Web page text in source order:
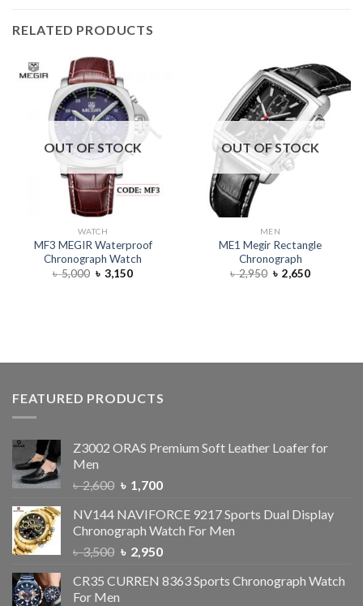
RELATED PRODUCTS
OUT OF STOCK
WATCH
MF3 MEGIR Waterproof
Chronograph Watch
৳5,000 ৳ 3,150
OUT OF STOCK
MEN
ME1 Megir Rectangle
Chronograph
৳2,950 ৳ 2,650
FEATURED PRODUCTS
Z3002 ORAS Premium Soft Leather Loafer for
Men
৳2,600 ৳ 1,700
NV144 NAVIFORCE 9217 Sports Dual Display
Chronograph Watch For Men
৳3,500 ৳ 2,950
CR35 CURREN 8363 Sports Chronograph Watch
For Men